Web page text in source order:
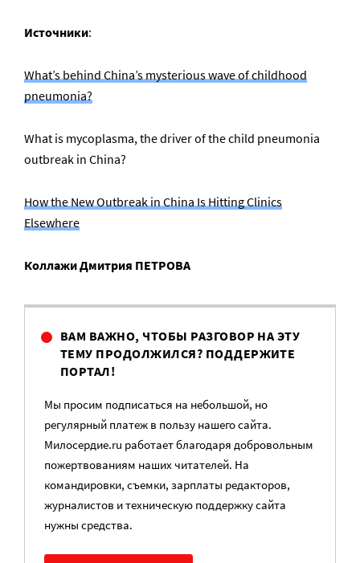
Источники:
What’s behind China’s mysterious wave of childhood
pneumonia?
What is mycoplasma, the driver of the child pneumonia
outbreak in China?
How the New Outbreak in China Is Hitting Clinics
Elsewhere
Коллажи Дмитрия ПЕТРОВА
ВАМ ВАЖНО, ЧТОБЫ РАЗГОВОР НА ЭТУ
ТЕМУ ПРОДОЛЖИЛСЯ? ПОДДЕРЖИТЕ
ПОРТАЛ!
Мы просим подписаться на небольшой, но
регулярный платеж в пользу нашего сайта.
Милосердие.ru работает благодаря добровольным
пожертвованиям наших читателей. На
командировки, съемки, зарплаты редакторов,
журналистов и техническую поддержку сайта
нужны средства.